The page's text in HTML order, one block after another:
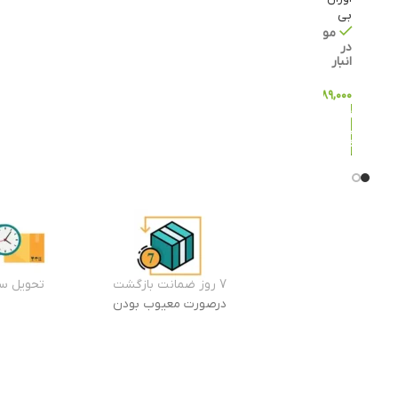
بی
موجود
در
انبار
۲,۰۸۹,۰۰۰
افزودن
به سبد
خرید
7 روز ضمانت بازگشت
درصورت معیوب بودن
تحویل